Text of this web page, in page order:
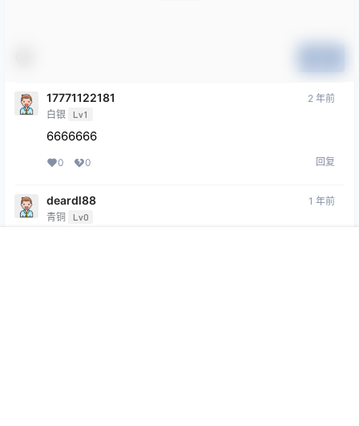
17771122181
白银 Lv1
2 年前
6666666
0 0 回复
deardl88
青铜 Lv0
1 年前